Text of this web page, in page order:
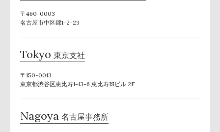
〒460-0003
名古屋市中区錦1-2-23
Tokyo 東京支社
〒150-0013
東京都渋谷区恵比寿1-13-6 恵比寿ISビル 2F
Nagoya 名古屋事務所